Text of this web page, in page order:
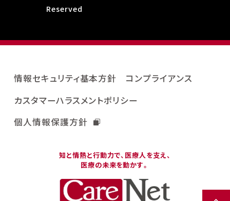
Reserved
知と情熱と行動力で、医療人を支え、
医療の未来を動かす。
情報セキュリティ基本方針
コンプライアンス
カスタマーハラスメントポリシー
個人情報保護方針